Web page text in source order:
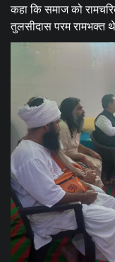
कहा कि समाज को
तुलसीदास परम रामभक्त